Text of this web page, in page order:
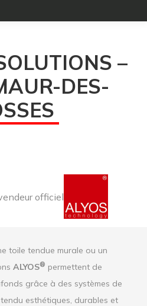
–
DES-
officiel
toile tendue murale ou un
ALYOS® permettent de
grâce à des systèmes de
esthétiques, durables et